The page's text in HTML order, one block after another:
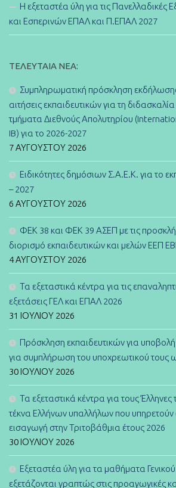
Η εξεταστέα ύλη για τις Πανελλαδικές
και Εσπερινών ΕΠΑΛ και Π.ΕΠΑΛ 2027
ΤΕΛΕΥΤΑΊΑ ΝΈΑ:
Συμπληρωματική πρόσκληση
αιτήσεις εκπαιδευτικών για τη
τμήματα Διεθνούς Απολυτηρίου
IB) για το 2026-2027
7 ΑΥΓΟΎΣΤΟΥ 2026
Ειδικότητες δημόσιων Σ.Α.Ε.Κ. για το
– 2027
6 ΑΥΓΟΎΣΤΟΥ 2026
ΦΕΚ 38 και ΦΕΚ 39 ΑΣΕΠ με τις
διορισμό εκπαιδευτικών και μελών ΕΕΠ
4 ΑΥΓΟΎΣΤΟΥ 2026
Τα εξεταστικά κέντρα για τις
εξετάσεις ΓΕΛ και ΕΠΑΛ 2026
31 ΙΟΥΛΊΟΥ 2026
Πρόσκληση εκπαιδευτικών για
για συμπλήρωση του υποχρεωτικού τους
30 ΙΟΥΛΊΟΥ 2026
Τα εξεταστικά κέντρα για τους Έλληνες
τέκνα Ελλήνων υπαλλήλων που υπηρετούν
εισαγωγή στην Τριτοβάθμια έτους 2026
30 ΙΟΥΛΊΟΥ 2026
Εξεταστέα ύλη για τα μαθήματα
εξετάζονται γραπτώς στις προαγωγικές